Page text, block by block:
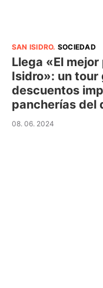
SAN ISIDRO. SOCIEDAD
Llega «El
Isidro»: un tour
descuentos
pancherías del
08. 06. 2024